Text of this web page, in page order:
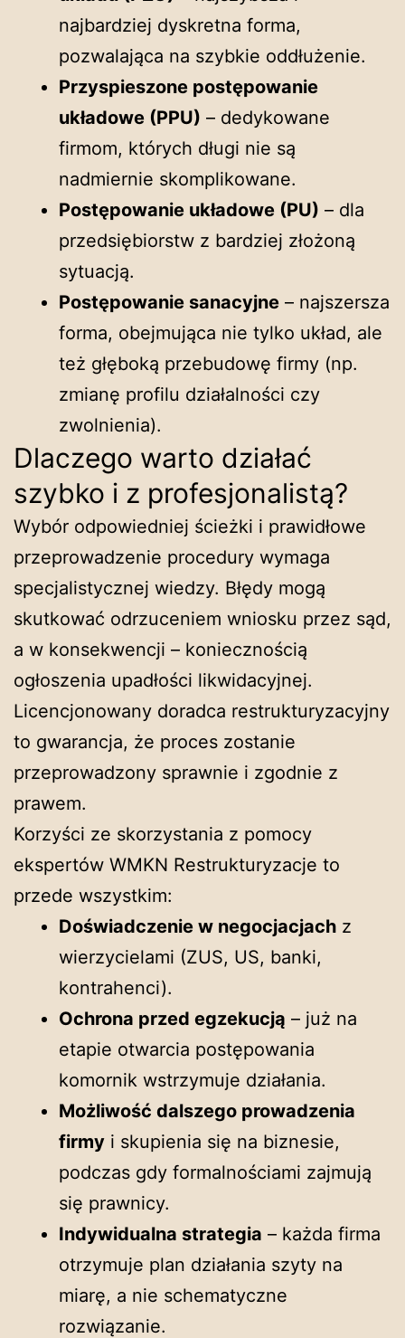
najbardziej dyskretna forma,
pozwalająca na szybkie oddłużenie.
Przyspieszone postępowanie
układowe (PPU) – dedykowane
firmom, których długi nie są
nadmiernie skomplikowane.
Postępowanie układowe (PU) – dla
przedsiębiorstw z bardziej złożoną
sytuacją.
Postępowanie sanacyjne – najszersza
forma, obejmująca nie tylko układ, ale
też głęboką przebudowę firmy (np.
zmianę profilu działalności czy
zwolnienia).
Dlaczego warto działać
szybko i z profesjonalistą?
Wybór odpowiedniej ścieżki i prawidłowe
przeprowadzenie procedury wymaga
specjalistycznej wiedzy. Błędy mogą
skutkować odrzuceniem wniosku przez sąd,
a w konsekwencji – koniecznością
ogłoszenia upadłości likwidacyjnej.
Licencjonowany doradca restrukturyzacyjny
to gwarancja, że proces zostanie
przeprowadzony sprawnie i zgodnie z
prawem.
Korzyści ze skorzystania z pomocy
ekspertów WMKN Restrukturyzacje to
przede wszystkim:
Doświadczenie w negocjacjach z
wierzycielami (ZUS, US, banki,
kontrahenci).
Ochrona przed egzekucją – już na
etapie otwarcia postępowania
komornik wstrzymuje działania.
Możliwość dalszego prowadzenia
firmy i skupienia się na biznesie,
podczas gdy formalnościami zajmują
się prawnicy.
Indywidualna strategia – każda firma
otrzymuje plan działania szyty na
miarę, a nie schematyczne
rozwiązanie.